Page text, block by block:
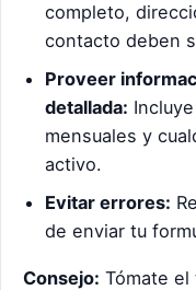
completo,
contacto deben
Proveer
detallada:
mensuales y
activo.
Evitar errores:
de enviar tu
Consejo: Tómate